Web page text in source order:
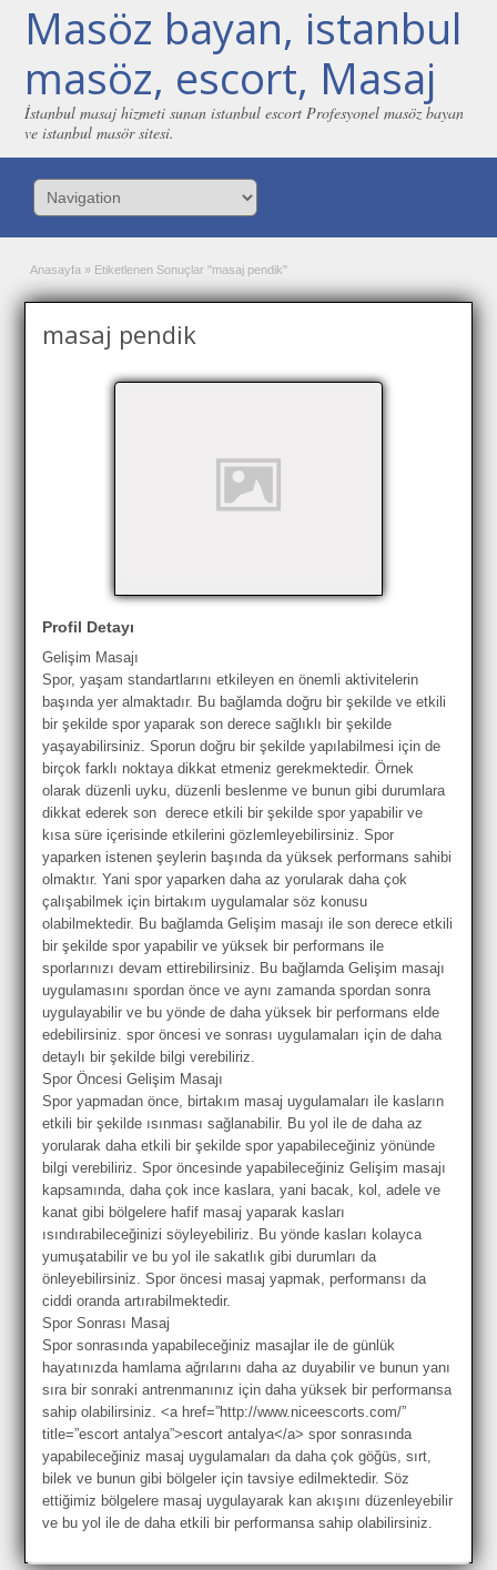
Masöz bayan, istanbul
masöz, escort, Masaj
İstanbul masaj hizmeti sunan istanbul escort Profesyonel masöz bayan
ve istanbul masör sitesi.
Anasayfa » Etiketlenen Sonuçlar "masaj pendik"
masaj pendik
Profil Detayı
Gelişim Masajı
Spor, yaşam standartlarını etkileyen en önemli aktivitelerin
başında yer almaktadır. Bu bağlamda doğru bir şekilde ve etkili
bir şekilde spor yaparak son derece sağlıklı bir şekilde
yaşayabilirsiniz. Sporun doğru bir şekilde yapılabilmesi için de
birçok farklı noktaya dikkat etmeniz gerekmektedir. Örnek
olarak düzenli uyku, düzenli beslenme ve bunun gibi durumlara
dikkat ederek son derece etkili bir şekilde spor yapabilir ve
kısa süre içerisinde etkilerini gözlemleyebilirsiniz. Spor
yaparken istenen şeylerin başında da yüksek performans sahibi
olmaktır. Yani spor yaparken daha az yorularak daha çok
çalışabilmek için birtakım uygulamalar söz konusu
olabilmektedir. Bu bağlamda Gelişim masajı ile son derece etkili
bir şekilde spor yapabilir ve yüksek bir performans ile
sporlarınızı devam ettirebilirsiniz. Bu bağlamda Gelişim masajı
uygulamasını spordan önce ve aynı zamanda spordan sonra
uygulayabilir ve bu yönde de daha yüksek bir performans elde
edebilirsiniz. spor öncesi ve sonrası uygulamaları için de daha
detaylı bir şekilde bilgi verebiliriz.
Spor Öncesi Gelişim Masajı
Spor yapmadan önce, birtakım masaj uygulamaları ile kasların
etkili bir şekilde ısınması sağlanabilir. Bu yol ile de daha az
yorularak daha etkili bir şekilde spor yapabileceğiniz yönünde
bilgi verebiliriz. Spor öncesinde yapabileceğiniz Gelişim masajı
kapsamında, daha çok ince kaslara, yani bacak, kol, adele ve
kanat gibi bölgelere hafif masaj yaparak kasları
ısındırabileceğinizi söyleyebiliriz. Bu yönde kasları kolayca
yumuşatabilir ve bu yol ile sakatlık gibi durumları da
önleyebilirsiniz. Spor öncesi masaj yapmak, performansı da
ciddi oranda artırabilmektedir.
Spor Sonrası Masaj
Spor sonrasında yapabileceğiniz masajlar ile de günlük
hayatınızda hamlama ağrılarını daha az duyabilir ve bunun yanı
sıra bir sonraki antrenmanınız için daha yüksek bir performansa
sahip olabilirsiniz. <a href=”http://www.niceescorts.com/”
title=”escort antalya”>escort antalya</a> spor sonrasında
yapabileceğiniz masaj uygulamaları da daha çok göğüs, sırt,
bilek ve bunun gibi bölgeler için tavsiye edilmektedir. Söz
ettiğimiz bölgelere masaj uygulayarak kan akışını düzenleyebilir
ve bu yol ile de daha etkili bir performansa sahip olabilirsiniz.